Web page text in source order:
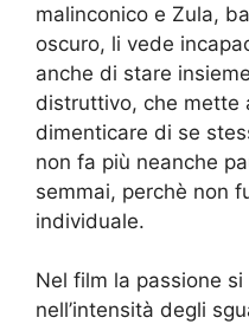
malinconico e Zula,
oscuro, li vede
anche di stare
distruttivo, che mette
dimenticare di se
non fa più neanche
semmai, perchè non
individuale.
Nel film la passione si
nell’intensità degli